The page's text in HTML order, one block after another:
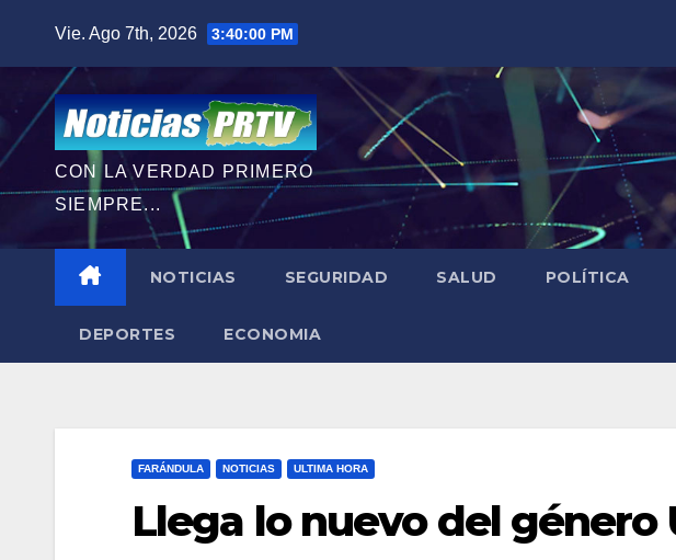
contenido
Vie. Ago 7th, 2026 3:40:01 PM
CON LA VERDAD PRIMERO
SIEMPRE...
NOTICIAS SEGURIDAD SALUD POLÍTICA
DEPORTES ECONOMIA
FARÁNDULA NOTICIAS ULTIMA HORA
Llega lo nuevo del género